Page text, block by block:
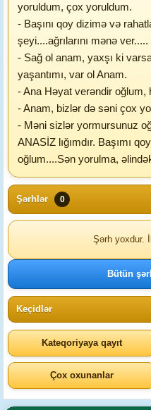
yoruldum, çox yoruldum.
- Başını qoy dizimə və
şeyi....ağrılarını mənə ver.....
- Sağ ol anam, yaxşı ki
yaşantımı, var ol Anam.
- Ana Həyat verəndir oğlum,
- Anam, bizlər də səni çox
- Məni sizlər yormursunuz
ANASİZ lığımdır. Başımı
oğlum....Sən yorulma,
Şərhlər 0
Şərh yoxdur.
Bütün
Keçidlər
Kateqoriyaya qayıt
Çox oxunanlar